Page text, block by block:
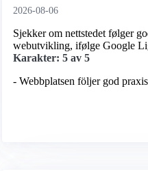
2026-08-06
Sjekker om nettstedet følger
webutvikling, ifølge Google
Karakter: 5 av 5
- Webbplatsen följer god